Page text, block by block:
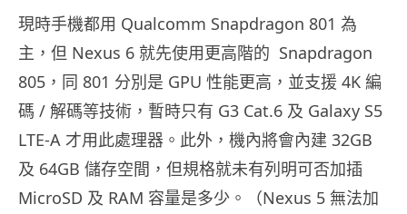
現時手機都用 Qualcomm Snapdragon 801 為
主，但 Nexus 6 就先使用更高階的 Snapdragon
805，同 801 分別是 GPU 性能更高，並支援 4K 編
碼 / 解碼等技術，暫時只有 G3 Cat.6 及 Galaxy S5
LTE-A 才用此處理器。此外，機內將會內建 32GB
及 64GB 儲存空間，但規格就未有列明可否加插
MicroSD 及 RAM 容量是多少。（Nexus 5 無法加